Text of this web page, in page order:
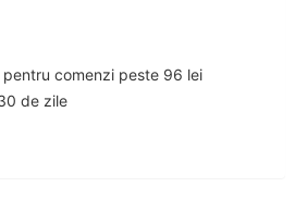
pentru comenzi peste 96 lei
de zile